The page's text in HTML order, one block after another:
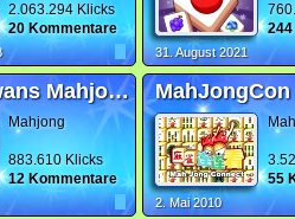
2.063.294 Klicks
20 Kommentare
31. August 2021
Master Qwans Mahjongg
Mahjong
883.610 Klicks
12 Kommentare
MahJongCon
55
2. Mai 2010